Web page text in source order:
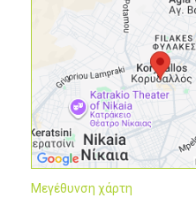
Μεγέθυνση χάρτη